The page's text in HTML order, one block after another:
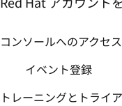
コンソールへのアクセス
イベント登録
トレーニングとトライ